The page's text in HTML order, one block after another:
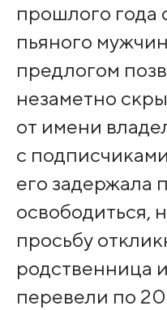
прошлого года
пьяного
предлогом
незаметно
от имени
с
его задержала
освободиться,
просьбу
родственница
перевели по